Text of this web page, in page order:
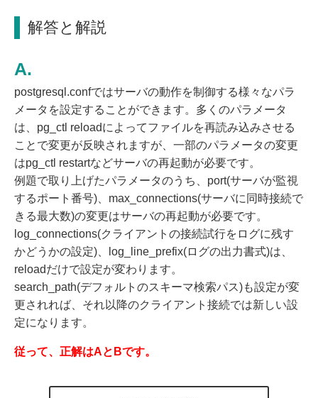
解答と解説
postgresql.confではサーバの動作を制御する様々なパラ
メータを設定することができます。多くのパラメータ
は、pg_ctl reloadによってファイルを再読み込みさせる
ことで変更が反映されますが、一部のパラメータの変更
はpg_ctl restartなどサーバの再起動が必要です。
例題で取り上げたパラメータのうち、port(サーバが監視
するポート番号)、max_connections(サーバに同時接続で
きる最大数)の変更はサーバの再起動が必要です。
log_connections(クライアントの接続試行をログに残す
かどうかの設定)、log_line_prefix(ログの出力書式)は、
reloadだけで設定が変わります。
search_path(デフォルトのスキーマ検索パス)も設定が変
更されれば、それ以降のクライアント接続では新しい設
定になります。
従って、正解はAとBです。